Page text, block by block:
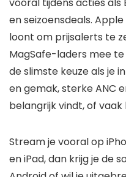
en seizoensdeals.
loont om prijsalerts te
MagSafe-laders mee te
de slimste keuze als je
en gemak, sterke ANC
belangrijk vindt, of
Stream je vooral op
en iPad, dan krijg je de